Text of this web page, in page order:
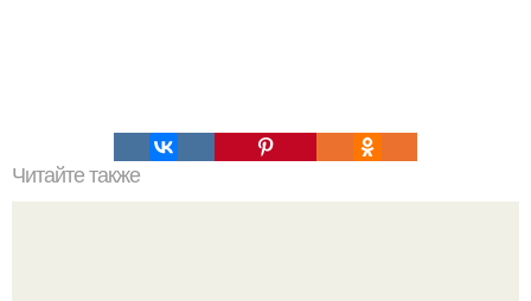
Читайте также